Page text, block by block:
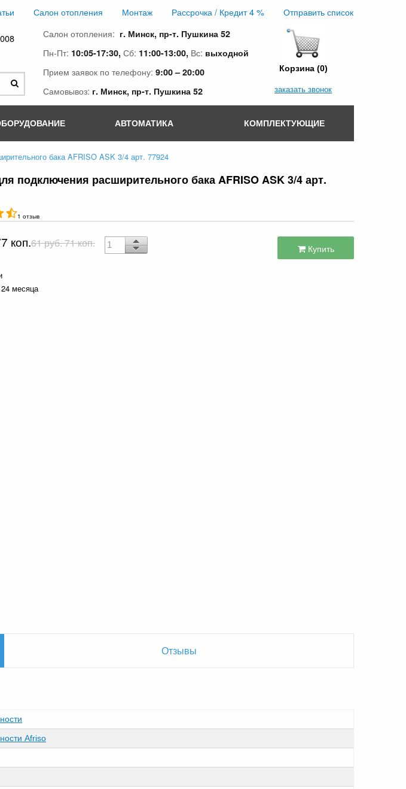
Салон отопления Монтаж Рассрочка / Кредит 4 % Отправить список
Салон отопления: г. Минск, пр-т. Пушкина 52
Пн-Пт: 10:05-17:30, Сб: 11:00-13:00, Вс: выходной
Прием заявок по телефону: 9:00 – 20:00
Самовывоз: г. Минск, пр-т. Пушкина 52
Корзина (0)
заказать звонок
АВТОМАТИКА КОМПЛЕКТУЮЩИЕ
бака AFRISO ASK 3/4 арт. 77924
подключения расширительного бака AFRISO ASK 3/4 арт.
1 отзыв
коп.61 руб. 71 коп. Купить
месяца
Отзывы
Afriso